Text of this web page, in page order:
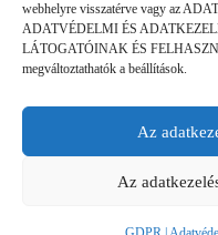
webhelyre visszatérve vagy az
ADATVÉDELMI ÉS
LÁTOGATÓINAK ÉS
megváltoztathatók a beállítások.
Az
Az
mókusok a táboroztatók.)
ki…
legjobbtaborok.hu